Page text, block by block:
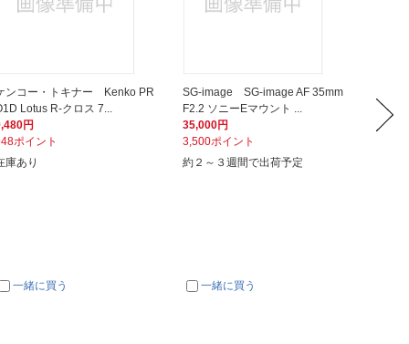
ンコー・トキナー Kenko PR
Lotus R-クロス 7...
円
ポイント
庫あり
一緒に買う
SG-image SG-image AF 35mm
F2.2 ソニーEマウント ...
35,000円
3,500ポイント
約２～３週間で出荷予定
一緒に買う
（キ
4,579円